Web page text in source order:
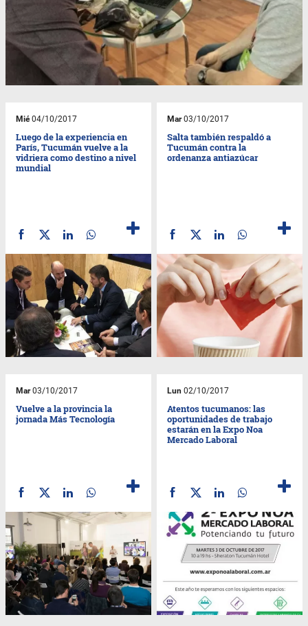
Mié04/10/2017
Luego de la experiencia en
París, Tucumán vuelve a la
vidriera como destino a nivel
mundial
Mar03/10/2017
Salta también respaldó a
Tucumán contra la
ordenanza antiazúcar
Mar03/10/2017
Vuelve a la provincia la
jornada Más Tecnología
Lun 02/10/2017
Atentos tucumanos: las
oportunidades de trabajo
estarán en la Expo Noa
Mercado Laboral